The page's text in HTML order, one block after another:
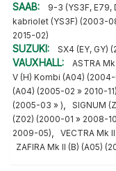
SAAB: 9-3 (YS3F, E79,
kabriolet (YS3F) (2003-
2015-02)
SUZUKI: SX4 (EY, GY)
VAUXHALL: ASTRA
V (H) Kombi (A04)
(A04) (2005-02 » 2010-11)
(2005-03 » )
SIGNUM
(Z02) (2000-01 » 2008-
2009-05)
VECTRA Mk
ZAFIRA Mk II (B) (A05)